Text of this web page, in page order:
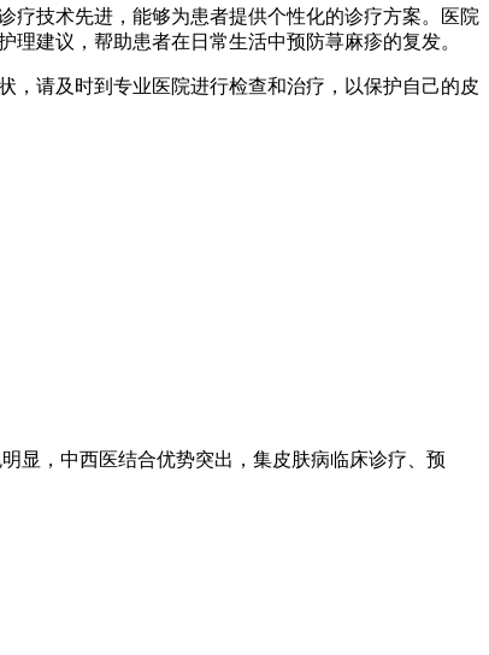
疗技术先进，能够为患者提供个性化的诊疗方案。医院
建议，帮助患者在日常生活中预防荨麻疹的复发。
，请及时到专业医院进行检查和治疗，以保护自己的皮
显，中西医结合优势突出，集皮肤病临床诊疗、预